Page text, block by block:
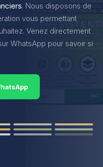
. Nous disposons de
vous permettant
Venez directement
WhatsApp pour savoir si